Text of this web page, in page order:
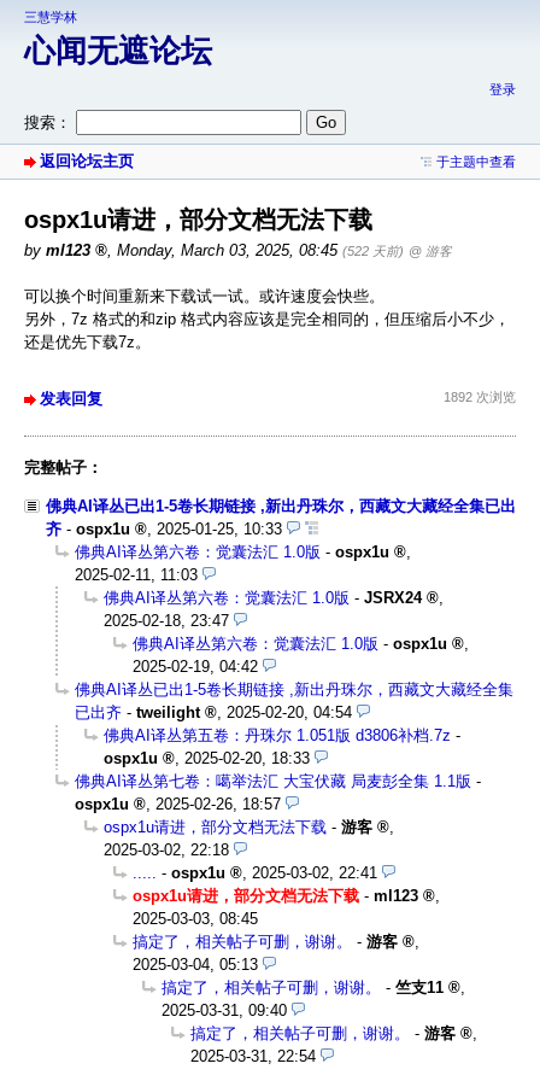
三慧学林
心闻无遮论坛
登录
搜索：
返回论坛主页 于主题中查看
ospx1u请进，部分文档无法下载
by ml123 , Monday, March 03, 2025, 08:45 (522 天前) @ 游客
可以换个时间重新来下载试一试。或许速度会快些。
另外，7z 格式的和zip 格式内容应该是完全相同的，但压缩后小不少，
还是优先下载7z。
发表回复 1892 次浏览
完整帖子：
佛典AI译丛已出1-5卷长期链接 ,新出丹珠尔，西藏文大藏经全集已出
齐 - ospx1u
2025-01-25, 10:33
佛典AI译丛第六卷：觉囊法汇 1.0版 - ospx1u
2025-02-11, 11:03
佛典AI译丛第六卷：觉囊法汇 1.0版 - JSRX24
2025-02-18, 23:47
佛典AI译丛第六卷：觉囊法汇 1.0版 - ospx1u
2025-02-19, 04:42
佛典AI译丛已出1-5卷长期链接 ,新出丹珠尔，西藏文大藏经全集
已出齐 - tweilight
2025-02-20, 04:54
佛典AI译丛第五卷：丹珠尔 1.051版 d3806补档.7z -
ospx1u
2025-02-20, 18:33
佛典AI译丛第七卷：噶举法汇 大宝伏藏 局麦彭全集 1.1版 -
ospx1u
2025-02-26, 18:57
ospx1u请进，部分文档无法下载 - 游客
2025-03-02, 22:18
- ospx1u
2025-03-02, 22:41
ospx1u请进，部分文档无法下载 - ml123
2025-03-03, 08:45
搞定了，相关帖子可删，谢谢。
- 游客
2025-03-04, 05:13
搞定了，相关帖子可删，谢谢。
- 竺支11
2025-03-31, 09:40
搞定了，相关帖子可删，谢谢。
- 游客
2025-03-31, 22:54